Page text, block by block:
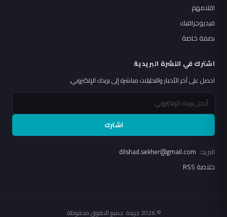
اقلامهم
فيديوجرافيك
بصمة خاصة
اشترك في النشرة البريدية
احصل على آخر الأخبار والتحليلات مباشرة إلى بريدك الإلكتروني.
اشترك
البريد:
خلاصة RSS
© 2026 جريدة. جميع الحقوق محفوظة.